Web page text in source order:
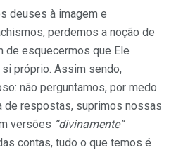
deuses à imagem e
perdemos a noção de
de esquecermos que Ele
próprio. Assim sendo,
não perguntamos, por medo
de respostas, suprimos nossas
versões “divinamente”
contas, tudo o que temos é